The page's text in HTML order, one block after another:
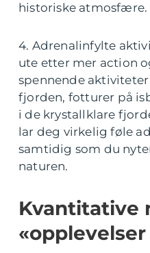
historiske atmosfære.
4. Adrenalinfylte
ute etter mer action
spennende
fjorden, fotturer på
i de krystallklare
lar deg virkelig føle
samtidig som du
naturen.
Kvantitative